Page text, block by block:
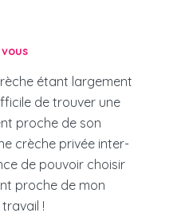
étant largement
de trouver une
proche de son
crèche privée inter-
de pouvoir choisir
proche de mon
!